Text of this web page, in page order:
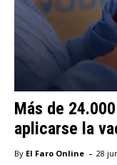
Más de
aplicarse la
By El Faro Online - 28